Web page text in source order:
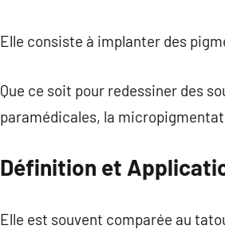
Elle consiste à implanter des
Que ce soit pour redessiner des
paramédicales, la
Définition et
Elle est souvent comparée au